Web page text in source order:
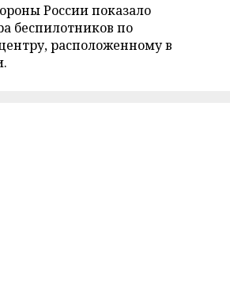
России показало
беспилотников по
расположенному в